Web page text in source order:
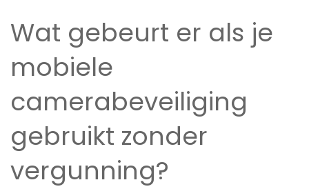
Wat gebeurt er als je
mobiele
camerabeveiliging
gebruikt zonder
vergunning?